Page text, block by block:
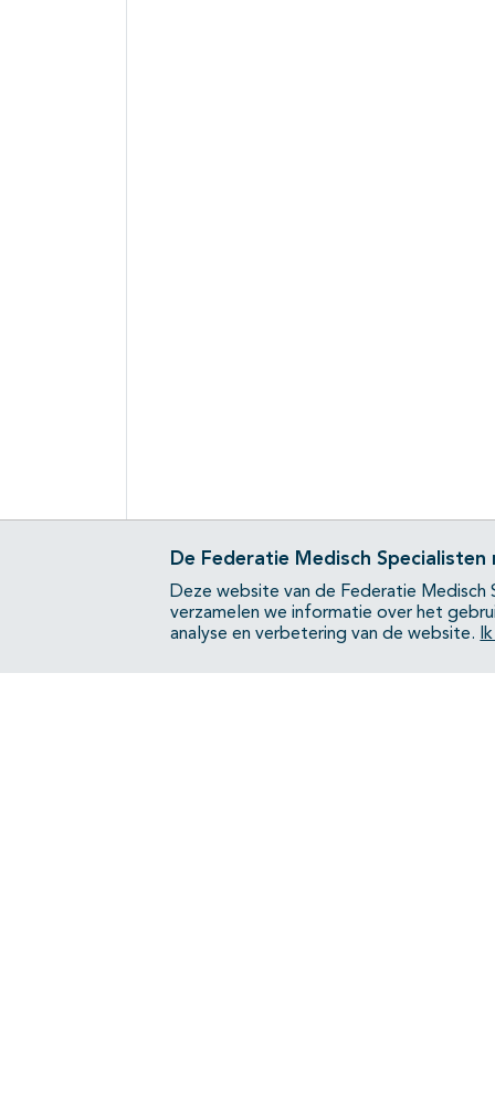
De Federatie Medisch
Deze website van de Federatie Medisch
verzamelen we informatie over het
analyse en verbetering van de website.